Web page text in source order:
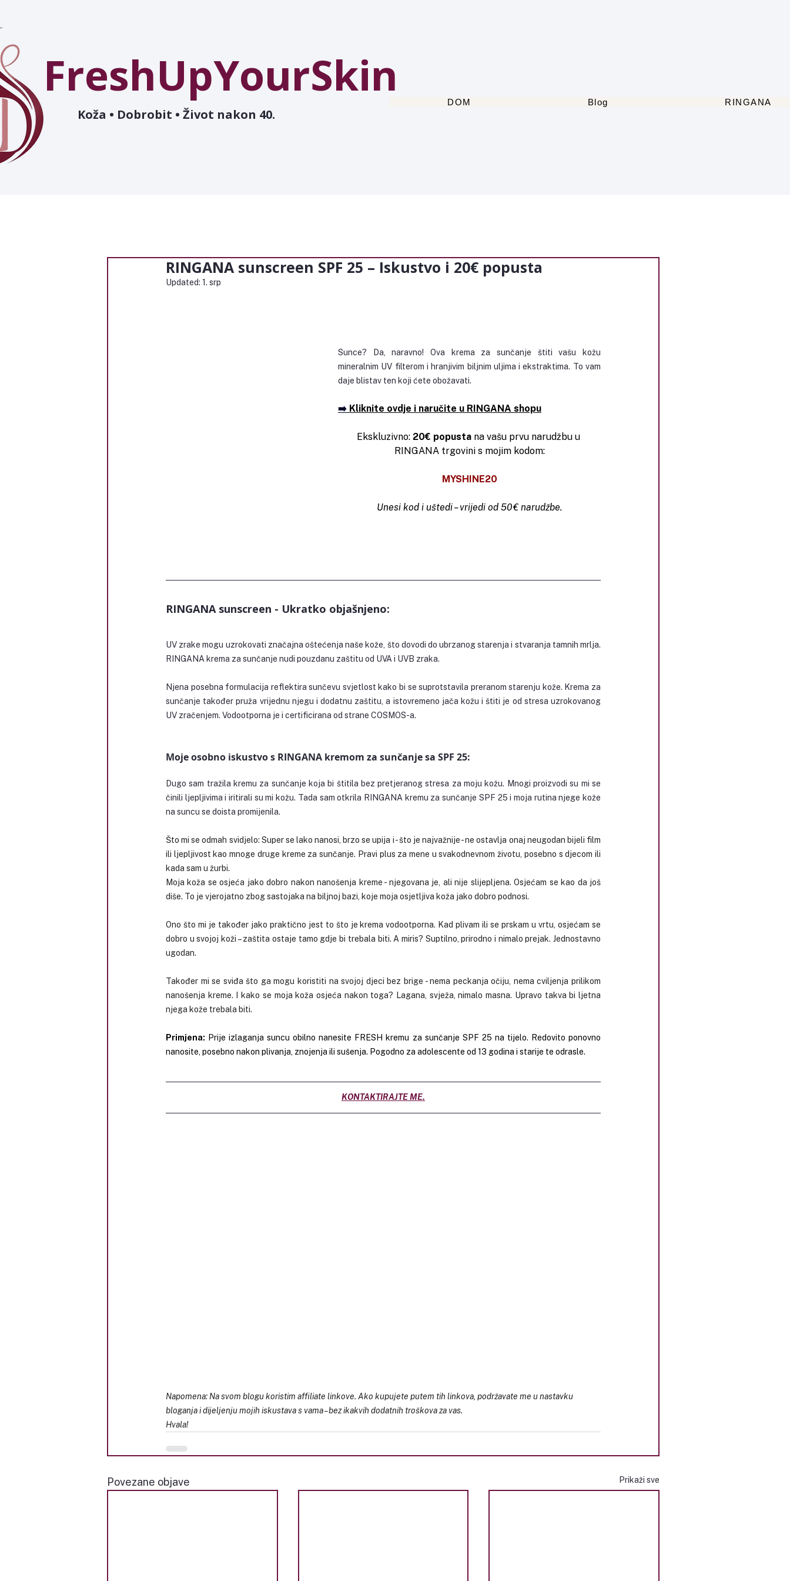
FreshUpYourSkin
Koža • Dobrobit • Život nakon 40.
DOM Blog RINGANA
RINGANA sunscreen SPF 25 – Iskustvo i 20€ popusta
Updated: 1. srp
Sunce? Da, naravno! Ova krema za sunčanje štiti vašu kožu
mineralnim UV filterom i hranjivim biljnim uljima i ekstraktima. To vam
daje blistav ten koji ćete obožavati.
➡️ Kliknite ovdje i naručite u RINGANA shopu
Ekskluzivno: 20€ popusta na vašu prvu narudžbu u
RINGANA trgovini s mojim kodom:
MYSHINE20
Unesi kod i uštedi – vrijedi od 50 € narudžbe.
RINGANA sunscreen - Ukratko objašnjeno:
UV zrake mogu uzrokovati značajna oštećenja naše kože, što dovodi do ubrzanog starenja i stvaranja tamnih mrlja.
RINGANA krema za sunčanje nudi pouzdanu zaštitu od UVA i UVB zraka.
Njena posebna formulacija reflektira sunčevu svjetlost kako bi se suprotstavila preranom starenju kože. Krema za
sunčanje također pruža vrijednu njegu i dodatnu zaštitu, a istovremeno jača kožu i štiti je od stresa uzrokovanog
UV zračenjem. Vodootporna je i certificirana od strane COSMOS-a.
Moje osobno iskustvo s RINGANA kremom za sunčanje sa SPF 25:
Dugo sam tražila kremu za sunčanje koja bi štitila bez pretjeranog stresa za moju kožu. Mnogi proizvodi su mi se
činili ljepljivima i iritirali su mi kožu. Tada sam otkrila RINGANA kremu za sunčanje SPF 25 i moja rutina njege kože
na suncu se doista promijenila.
Što mi se odmah svidjelo: Super se lako nanosi, brzo se upija i - što je najvažnije - ne ostavlja onaj neugodan bijeli film
ili ljepljivost kao mnoge druge kreme za sunčanje. Pravi plus za mene u svakodnevnom životu, posebno s djecom ili
kada sam u žurbi.
Moja koža se osjeća jako dobro nakon nanošenja kreme - njegovana je, ali nije slijepljena. Osjećam se kao da još
diše. To je vjerojatno zbog sastojaka na biljnoj bazi, koje moja osjetljiva koža jako dobro podnosi.
Ono što mi je također jako praktično jest to što je krema vodootporna. Kad plivam ili se prskam u vrtu, osjećam se
dobro u svojoj koži – zaštita ostaje tamo gdje bi trebala biti. A miris? Suptilno, prirodno i nimalo prejak. Jednostavno
ugodan.
Također mi se sviđa što ga mogu koristiti na svojoj djeci bez brige - nema peckanja očiju, nema cviljenja prilikom
nanošenja kreme. I kako se moja koža osjeća nakon toga? Lagana, svježa, nimalo masna. Upravo takva bi ljetna
njega kože trebala biti.
Primjena: Prije izlaganja suncu obilno nanesite FRESH kremu za sunčanje SPF 25 na tijelo. Redovito ponovno
nanosite, posebno nakon plivanja, znojenja ili sušenja. Pogodno za adolescente od 13 godina i starije te odrasle.
KONTAKTIRAJTE ME.
Napomena: Na svom blogu koristim affiliate linkove. Ako kupujete putem tih linkova, podržavate me u nastavku
bloganja i dijeljenju mojih iskustava s vama – bez ikakvih dodatnih troškova za vas.
Hvala!
Povezane objave Prikaži sve